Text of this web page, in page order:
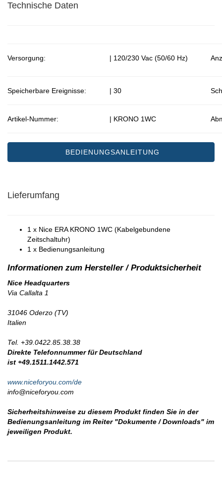
Technische Daten
Versorgung: | 120/230 Vac (50/60 Hz)
Speicherbare Ereignisse: | 30
Artikel-Nummer: | KRONO 1WC
BEDIENUNGSANLEITUNG
Lieferumfang
1 x Nice ERA KRONO 1WC (Kabelgebundene
Zeitschaltuhr)
1 x Bedienungsanleitung
Nice Headquarters
Via Callalta 1
31046 Oderzo (TV)
Italien
Tel. +39.0422.85.38.38
Direkte Telefonnummer für Deutschland
ist +49.1511.1442.571
www.niceforyou.com/de
info@niceforyou.com
Sicherheitshinweise zu diesem Produkt finden Sie in der
Bedienungsanleitung im Reiter "Dokumente / Downloads" im
jeweiligen Produkt.